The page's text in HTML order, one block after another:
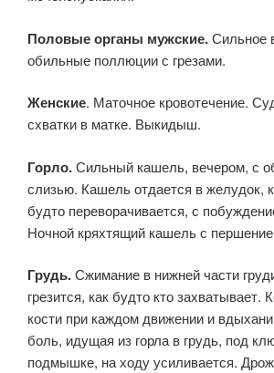
Половые органы мужские.Сильное
обильные поллюции с грезами.
Женские. Маточное кровотечение.
схватки в матке. Выкидыш.
Горло.Сильный кашель, вечером, с
слизью. Кашель отдается в желудок,
будто переворачивается, с
Ночной кряхтящий кашель с
Грудь.Сжимание в нижней части
грезится, как будто кто захватывает.
кости при каждом движе­нии и
боль, идущая из горла в грудь, под
подмышке, на ходу усиливается.